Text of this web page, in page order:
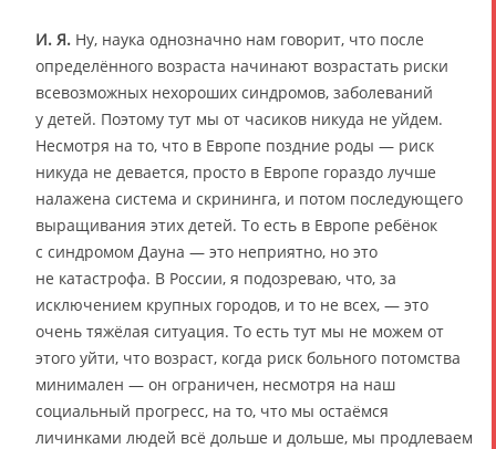
И. Я. Ну, наука однозначно нам говорит, что после
определённого возраста начинают возрастать риски
всевозможных нехороших синдромов, заболеваний
у детей. Поэтому тут мы от часиков никуда не уйдем.
Несмотря на то, что в Европе поздние роды — риск
никуда не девается, просто в Европе гораздо лучше
налажена система и скрининга, и потом последующего
выращивания этих детей. То есть в Европе ребёнок
с синдромом Дауна — это неприятно, но это
не катастрофа. В России, я подозреваю, что, за
исключением крупных городов, и то не всех, — это
очень тяжёлая ситуация. То есть тут мы не можем от
этого уйти, что возраст, когда риск больного потомства
минимален — он ограничен, несмотря на наш
социальный прогресс, на то, что мы остаёмся
личинками людей всё дольше и дольше, мы продлеваем